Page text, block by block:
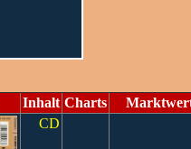
Inhalt Charts
CD